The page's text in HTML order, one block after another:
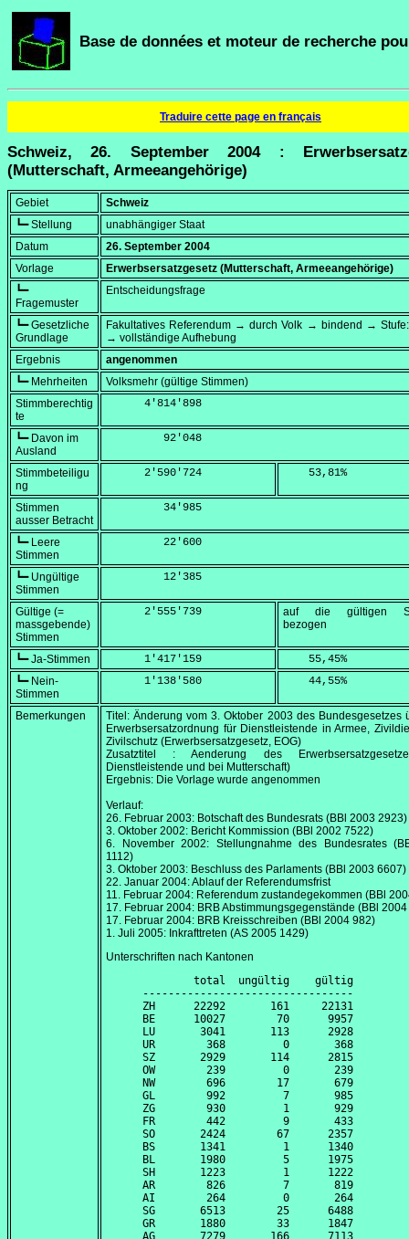
Base de données et moteur de recherche
Traduire cette page en français
Schweiz, 26. September 2004 :
(Mutterschaft, Armeeangehörige)
Gebiet
Schweiz
┗━ Stellung
unabhängiger Staat
Datum
26. September 2004
Vorlage
Erwerbsersatzgesetz (Mutterschaft, Armeeangehörige)
┗━
Fragemuster
Entscheidungsfrage
┗━ Gesetzliche
Grundlage
Fakultatives Referendum → durch Volk → bindend →
→ vollständige Aufhebung
Ergebnis
angenommen
┗━ Mehrheiten
Volksmehr (gültige Stimmen)
Stimmberechtig
te
      4'814'898
┗━ Davon im
Ausland
         92'048
Stimmbeteiligu
ng
      2'590'724
    53,81
%
Stimmen
ausser Betracht
         34'985
┗━ Leere
Stimmen
         22'600
┗━ Ungültige
Stimmen
         12'385
Gültige (=
massgebende)
Stimmen
      2'555'739
auf die gültigen
bezogen
┗━ Ja-Stimmen
      1'417'159
    55,45
%
┗━ Nein-
Stimmen
      1'138'580
    44,55
%
Bemerkungen Titel: Änderung vom3. Oktober 2003des Bundesgesetzes
Erwerbsersatzordnung für Dienstleistende in Armee,
Zivilschutz (Erwerbsersatzgesetz, EOG)
Zusatztitel : Aenderung des
Dienstleistende und bei Mutterschaft)
Ergebnis: Die Vorlage wurde angenommen
Verlauf:
26. Februar 2003: Botschaft des Bundesrats (BBl 2003 2923)
3. Oktober 2002: Bericht Kommission (BBl 2002 7522)
6. November 2002: Stellungnahme des Bundesrates
1112)
3. Oktober 2003: Beschluss des Parlaments (BBl 2003 6607)
22. Januar 2004: Ablauf der Referendumsfrist
11. Februar 2004: Referendum zustandegekommen (BBl
17. Februar 2004: BRB Abstimmungsgegenstände (BBl
17. Februar 2004: BRB Kreisschreiben (BBl 2004 982)
1. Juli 2005: Inkrafttreten (AS 2005 1429)
Unterschriften nach Kantonen
        total  ungültig    gültig
---------------------------------
ZH      22292       161     22131
BE      10027        70      9957
LU       3041       113      2928
UR        368         0       368
SZ       2929       114      2815
OW        239         0       239
NW        696        17       679
GL        992         7       985
ZG        930         1       929
FR        442         9       433
SO       2424        67      2357
BS       1341         1      1340
BL       1980         5      1975
SH       1223         1      1222
AR        826         7       819
AI        264         0       264
SG       6513        25      6488
GR       1880        33      1847
AG       7279       166      7113